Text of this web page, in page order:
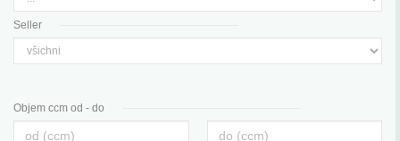
Seller
Objem ccm od - do